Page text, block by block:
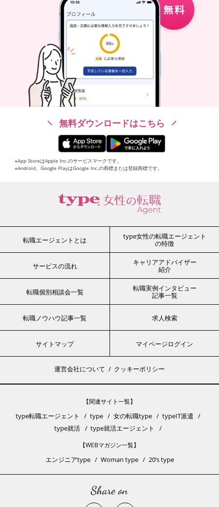
無料ダウンロードはこちら
※App StoreはApple Inc.のサービスマークです。
※Android、Google PlayはGoogle Inc.の商標または登録商標です。
転職エージェントとは
type女性の転職エージェント
の特徴
サービスの流れ
キャリアアドバイザー
紹介
転職個別相談会一覧
転職実例インタビュー
記事一覧
転職ノウハウ記事一覧 求人検索
サイトマップ マイページログイン
運営会社について クッキーポリシー
【関連サイト一覧】
type転職エージェント type 女の転職type
typeIT派遣
type就活
type就活エージェント
【WEBマガジン一覧】
エンジニアtype Woman type 20’s type